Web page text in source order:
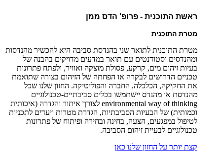
ראשת התוכנית - פרופ' הדס ממן
מטרת התוכנית
מטרת התוכנית לתואר שני בהנדסת סביבה היא להכשיר מהנדסות
ומהנדסים וסטודנטים עם תואר במדעים מדויקים בהבנה של
בעיות זיהום מים, קרקע, פסולת מוצקה ואוויר, ולפתח פתרונות
טכניים הדרושים לבקרה או הפחתה של הזיהום בצורה שתואמת
את החקיקה, הכלכלה, החברה והפוליטיקה. החזון שלנו שכל
מהנדסת או מהנדס יישתמשו בכלים סביבתיים-טכנולוגיים
environmental way of thinking לצורך איתור והגדרה (איכותית
וכמותית) של הבעיות הסביבתיות, הגדרת מטרות ויעדים לתכניות
לטיפול במפגעים, הצעה, בחינה ובחירה ופיתוח של פתרונות
טכנולוגיים לבעיית זיהום הסביבה.
קצת יותר על החזון שלנו כאן